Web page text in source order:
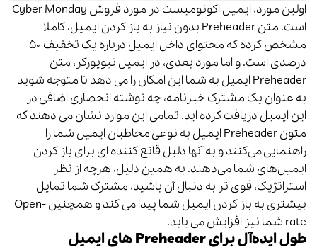
اولین مورد، ایمیل اکونومیست در مورد فروش Cyber ​​Monday
است. متن Preheader‌ بدون نیاز به باز کردن ایمیل، کاملا
مشخص کرده که محتوای داخل ایمیل درباره یک تخفیف ۵۰
درصدی است. و اما مورد بعدی، در ایمیل نیویورکر، متن
Preheader‌ ایمیل به شما این امکان را می دهد تا متوجه شوید
به عنوان یک مشترک خبرنامه، چه نوشته انحصاری اضافی در
این ایمیل دریافت کرده اید. تمامی این موارد نشان می دهند که
متون Preheader‌ ایمیل به نوعی مخاطبان ایمیل شما را
راهنمایی می‌کنند و به آنها دلیل قانع کننده ای برای باز کردن
ایمیل‌های شما می‌دهند. به همین دلیل، هرچه از نظر
استراتژیک، قوی تر به دنبال آن باشید، مشترک شما تمایل
بیشتری به باز کردن ایمیل شما پیدا می کند و همچنین Open-
rate شما نیز افزایش می یابد.
طول ایده‌آل برای Preheader‌ های ایمیل